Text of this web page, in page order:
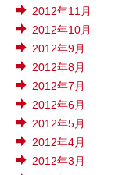
2012年11月
2012年10月
2012年9月
2012年8月
2012年7月
2012年6月
2012年5月
2012年4月
2012年3月